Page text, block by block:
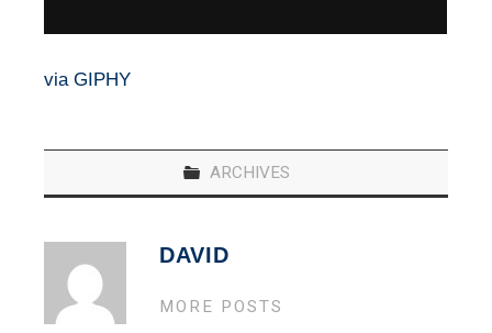
via GIPHY
ARCHIVES
DAVID
MORE POSTS